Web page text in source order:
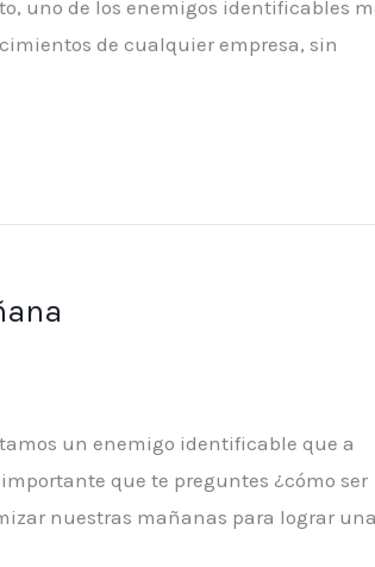
uno de los enemigos identificables
de cualquier empresa, sin
un enemigo identificable que a
que te preguntes ¿cómo ser
nuestras mañanas para lograr